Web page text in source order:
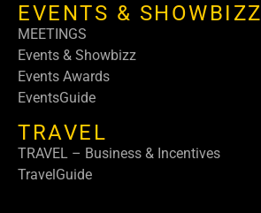
EVENTS & SHOWBIZZ
MEETINGS
Events & Showbizz
Events Awards
EventsGuide
TRAVEL
TRAVEL – Business & Incentives
TravelGuide